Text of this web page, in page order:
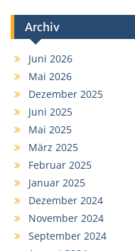
Archiv
Juni 2026
Mai 2026
Dezember 2025
Juni 2025
Mai 2025
März 2025
Februar 2025
Januar 2025
Dezember 2024
November 2024
September 2024